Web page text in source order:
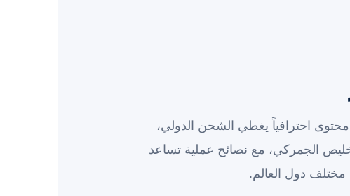
احترافياً يغطي الشحن الدولي،
الجمركي، مع نصائح عملية تساعد
دول العالم.